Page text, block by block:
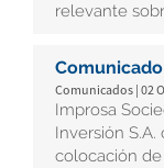
relevante
Comunicados | 02
Improsa
Inversión
colocación